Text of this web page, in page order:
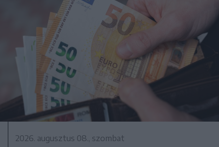
2026. augusztus 08., szombat